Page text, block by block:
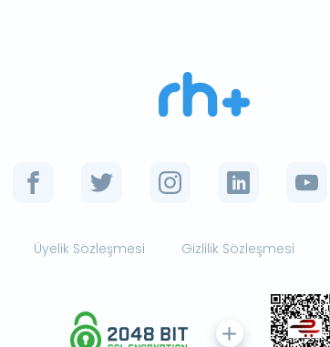
Üyelik Sözleşmesi Gizlilik Sözleşmesi